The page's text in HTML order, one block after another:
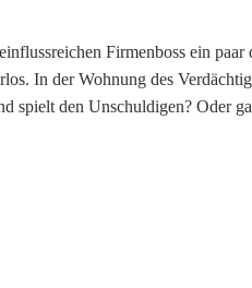
Firmenboss ein
In der Wohnung des
den Unschuldigen? Oder